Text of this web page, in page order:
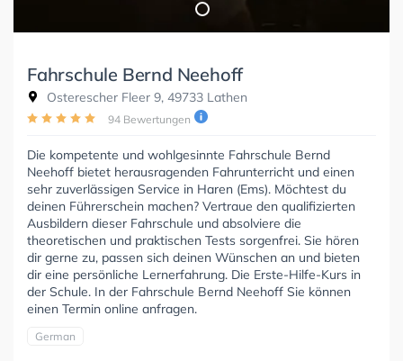
Fahrschule Bernd Neehoff
Osterescher Fleer 9, 49733 Lathen
94 Bewertungen
Die kompetente und wohlgesinnte Fahrschule Bernd
Neehoff bietet herausragenden Fahrunterricht und einen
sehr zuverlässigen Service in Haren (Ems). Möchtest du
deinen Führerschein machen? Vertraue den qualifizierten
Ausbildern dieser Fahrschule und absolviere die
theoretischen und praktischen Tests sorgenfrei. Sie hören
dir gerne zu, passen sich deinen Wünschen an und bieten
dir eine persönliche Lernerfahrung. Die Erste-Hilfe-Kurs in
der Schule. In der Fahrschule Bernd Neehoff Sie können
einen Termin online anfragen.
German